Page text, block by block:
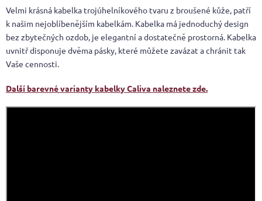
Velmi krásná kabelka trojúhelníkového tvaru z broušené kůže, patří
k našim nejoblíbenějším kabelkám. Kabelka má jednoduchý design
bez zbytečných ozdob, je elegantní a dostatečně prostorná. Kabelka
uvnitř disponuje dvěma pásky, které můžete zavázat a chránit tak
Vaše cennosti.
Další barevné varianty kabelky Caliva naleznete zde.